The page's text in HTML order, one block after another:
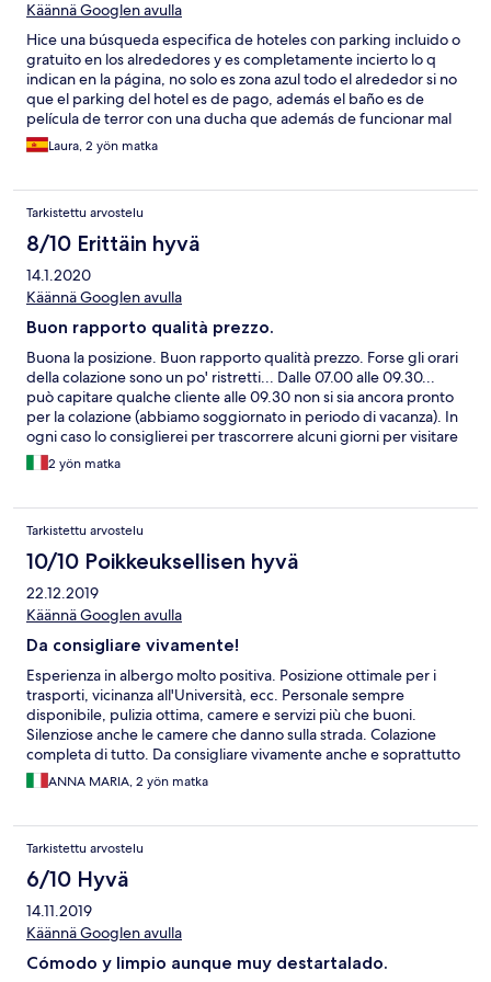
Käännä Googlen avulla
Hice una búsqueda especifica de hoteles con parking incluido o
gratuito en los alrededores y es completamente incierto lo q
indican en la página, no solo es zona azul todo el alrededor si no
que el parking del hotel es de pago, además el baño es de
película de terror con una ducha que además de funcionar mal
era de vergüenza sin zona separada del baño por lo q al
ducharte mojabas absolutamente todo, el aire no calentaba
coña a ese hotel.
Laura, 2 yön matka
Tarkistettu arvostelu
8/10 Erittäin hyvä
14.1.2020
Käännä Googlen avulla
Buon rapporto qualità prezzo.
Buona la posizione. Buon rapporto qualità prezzo. Forse gli orari
della colazione sono un po' ristretti... Dalle 07.00 alle 09.30...
può capitare qualche cliente alle 09.30 non si sia ancora pronto
per la colazione (abbiamo soggiornato in periodo di vacanza). In
ogni caso lo consiglierei per trascorrere alcuni giorni per visitare
la splendida Firenze.
2 yön matka
Tarkistettu arvostelu
10/10 Poikkeuksellisen hyvä
22.12.2019
Käännä Googlen avulla
Da consigliare vivamente!
Esperienza in albergo molto positiva. Posizione ottimale per i
trasporti, vicinanza all'Università, ecc. Personale sempre
disponibile, pulizia ottima, camere e servizi più che buoni.
Silenziose anche le camere che danno sulla strada. Colazione
completa di tutto. Da consigliare vivamente anche e soprattutto
per i costi bassi in relazione alla qualità della struttura.
ANNA MARIA, 2 yön matka
Tarkistettu arvostelu
6/10 Hyvä
14.11.2019
Käännä Googlen avulla
Cómodo y limpio aunque muy destartalado.